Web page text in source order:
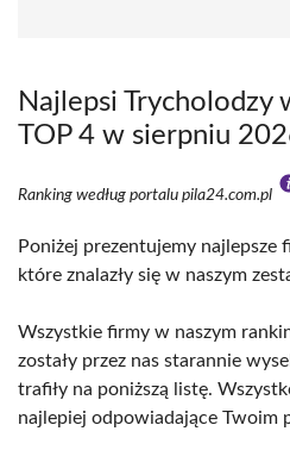
Najlepsi Trycholodzy
TOP 4 w sierpniu
Ranking według portalu pila24.com.pl
Poniżej prezentujemy najlepsze
które znalazły się w naszym
Wszystkie firmy w naszym
zostały przez nas starannie
trafiły na poniższą listę.
najlepiej odpowiadające Twoim